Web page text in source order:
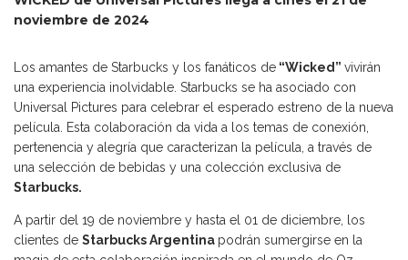
noviembre de 2024
Los amantes de Starbucks y los fanáticos de “Wicked” vivirán
una experiencia inolvidable. Starbucks se ha asociado con
Universal Pictures para celebrar el esperado estreno de la nueva
película. Esta colaboración da vida a los temas de conexión,
pertenencia y alegría que caracterizan la película, a través de
una selección de bebidas y una colección exclusiva de
Starbucks.
A partir del 19 de noviembre y hasta el 01 de diciembre, los
clientes de Starbucks Argentina podrán sumergirse en la